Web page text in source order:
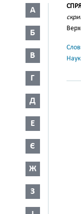
А
Б
В
Г
Д
Е
Є
Ж
З